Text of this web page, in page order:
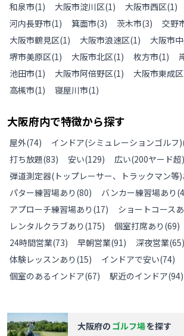
和泉市(1) 大阪市淀川区(1) 大阪市西区(1)
河内長野市(1) 箕面市(3) 茨木市(3) 交野
大阪市鶴見区(1) 大阪市浪速区(1) 大阪市
堺市美原区(1) 大阪市北区(1) 枚方市(1)
池田市(1) 大阪市阿倍野区(1) 大阪市東成区
高槻市(1) 寝屋川市(1)
大阪府内で特徴から探す
屋外(74) インドア(シミュレーションゴルフ)
打ち放題(83) 安い(129) 広い(200ヤード超)
弾道測定器(トップレーサー、トラックマン等)
パター練習場あり (80) バンカー練習場あり (
アプローチ練習場あり (17) ショートコース
レンタルクラブあり (175) 個室打席あり (69)
24時間営業(73) 早朝営業(91) 深夜営業(65)
体験レッスンあり (15) インドアで安い(74)
個室のあるインドア(67) 駅近のインドア(94)
大阪府の ゴルフ場を探す